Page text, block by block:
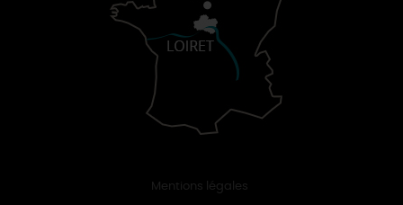
Mentions légales